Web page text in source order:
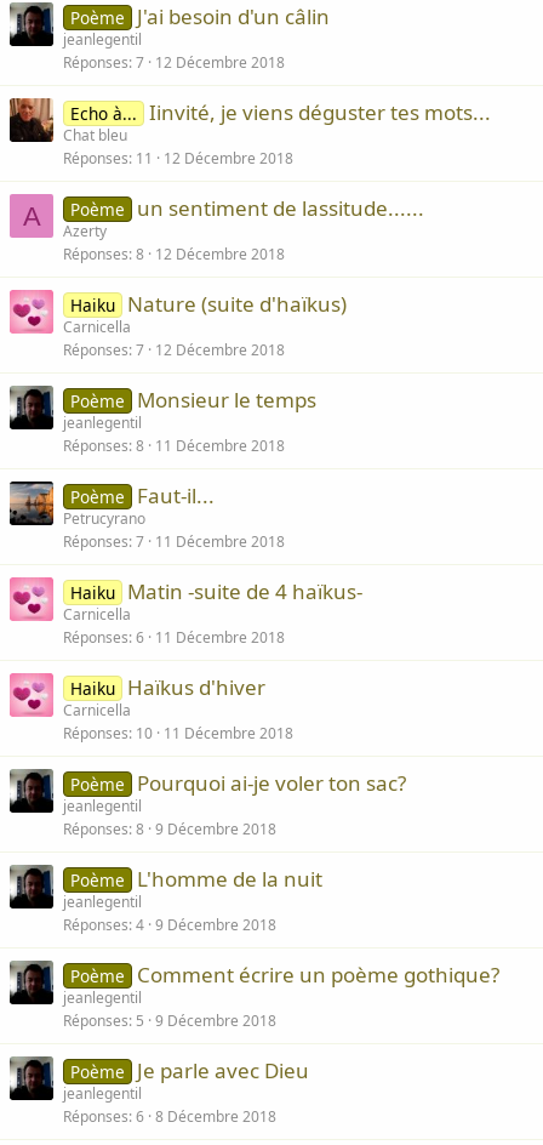
Poème J'ai besoin d'un câlin
jeanlegentil
Réponses 7 12 Décembre 2018
Echo à... Iinvité, je viens déguster tes mots...
Chat bleu
Réponses 11 12 Décembre 2018
A Poème un sentiment de lassitude......
Azerty
Réponses 8 12 Décembre 2018
Haiku Nature (suite d'haïkus)
Carnicella
Réponses 7 12 Décembre 2018
Poème Monsieur le temps
jeanlegentil
Réponses 8 11 Décembre 2018
Poème Faut-il...
Petrucyrano
Réponses 7 11 Décembre 2018
Haiku Matin -suite de 4 haïkus-
Carnicella
Réponses 6 11 Décembre 2018
Haiku Haïkus d'hiver
Carnicella
Réponses 10 11 Décembre 2018
Poème Pourquoi ai-je voler ton sac?
jeanlegentil
Réponses 8 9 Décembre 2018
Poème L'homme de la nuit
jeanlegentil
Réponses 4 9 Décembre 2018
Poème Comment écrire un poème gothique?
jeanlegentil
Réponses 5 9 Décembre 2018
Poème Je parle avec Dieu
jeanlegentil
Réponses 6 8 Décembre 2018